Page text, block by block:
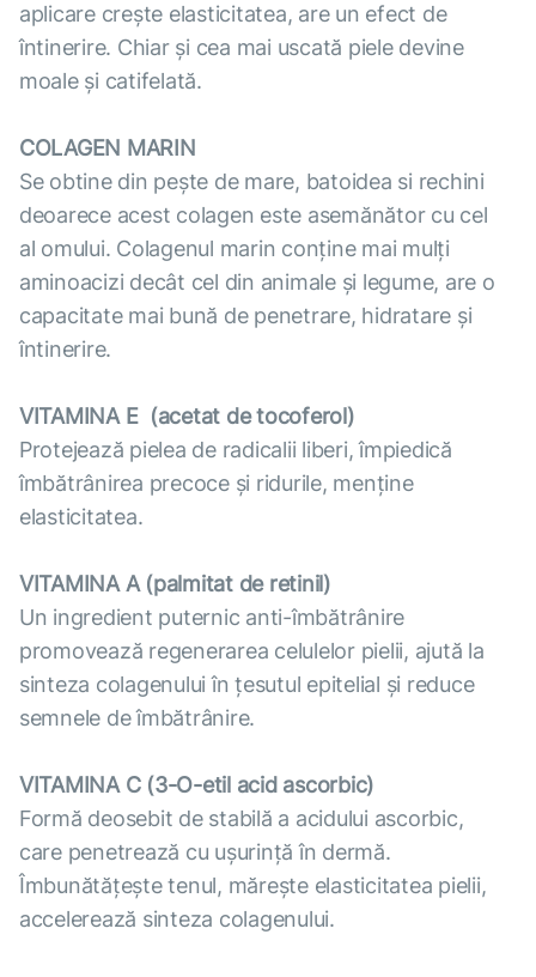
aplicare crește elasticitatea, are un efect de
întinerire. Chiar și cea mai uscată piele devine
moale și catifelată.
COLAGEN MARIN
Se obtine din pește de mare, batoidea si rechini
deoarece acest colagen este asemănător cu cel
al omului. Colagenul marin conține mai mulți
aminoacizi decât cel din animale și legume, are o
capacitate mai bună de penetrare, hidratare și
întinerire.
VITAMINA E (acetat de tocoferol)
Protejează pielea de radicalii liberi, împiedică
îmbătrânirea precoce și ridurile, menține
elasticitatea.
VITAMINA A (palmitat de retinil)
Un ingredient puternic anti-îmbătrânire
promovează regenerarea celulelor pielii, ajută la
sinteza colagenului în țesutul epitelial și reduce
semnele de îmbătrânire.
VITAMINA C (3-O-etil acid ascorbic)
Formă deosebit de stabilă a acidului ascorbic,
care penetrează cu ușurință în dermă.
Îmbunătățește tenul, mărește elasticitatea pielii,
accelerează sinteza colagenului.